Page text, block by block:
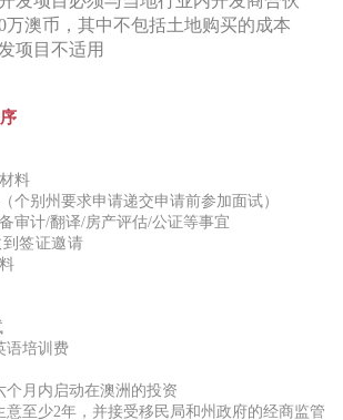
万澳币，其中不包括土地购买的成本
项目不适用
料
个别州要求申请递交申请前参加面试）
备审计/翻译/房产评估/公证等事宜
签证邀请
语培训费
个月内启动在澳洲的投资
意至少2年，并接受移民局和州政府的经商监管​